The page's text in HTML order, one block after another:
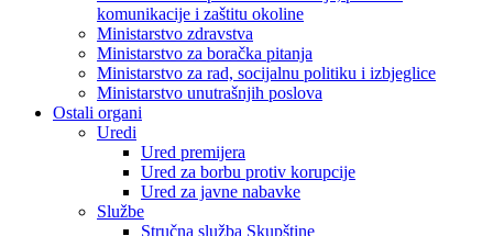
komunikacije i zaštitu okoline
Ministarstvo zdravstva
Ministarstvo za boračka pitanja
Ministarstvo za rad, socijalnu politiku i izbjeglice
Ministarstvo unutrašnjih poslova
Ostali organi
Uredi
Ured premijera
Ured za borbu protiv korupcije
Ured za javne nabavke
Službe
Stručna služba Skupštine